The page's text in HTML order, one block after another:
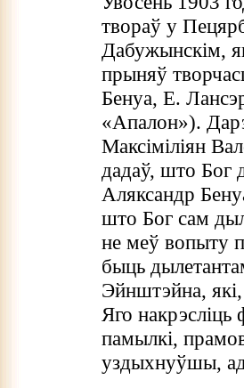
твораў у
Дабужынскім,
прыняў
Бенуа, Е.
«Апалон»).
Максіміліян
дадаў, што Бог
Аляксандр
што Бог сам
не меў вопыту
быць
Эйнштэйна,
Яго
памылкі,
уздыхнуўшы,